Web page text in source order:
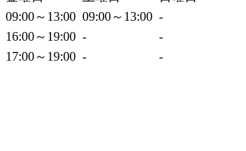
09:00～13:00 09:00～13:00 -
16:00～19:00 -
-
17:00～19:00 - -